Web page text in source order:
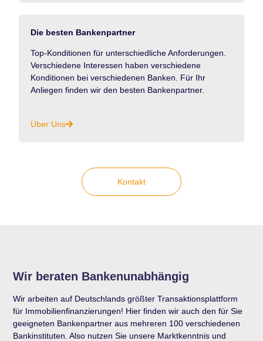
Die besten Bankenpartner
Top-Konditionen für unterschiedliche Anforderungen.
Verschiedene Interessen haben verschiedene
Konditionen bei verschiedenen Banken. Für Ihr
Anliegen finden wir den besten Bankenpartner.
Über Uns
Kontakt
Wir beraten Bankenunabhängig
Wir arbeiten auf Deutschlands größter Transaktionsplattform
für Immobilienfinanzierungen! Hier finden wir auch den für Sie
geeigneten Bankenpartner aus mehreren 100 verschiedenen
Bankinstituten. Also nutzen Sie unsere Marktkenntnis und